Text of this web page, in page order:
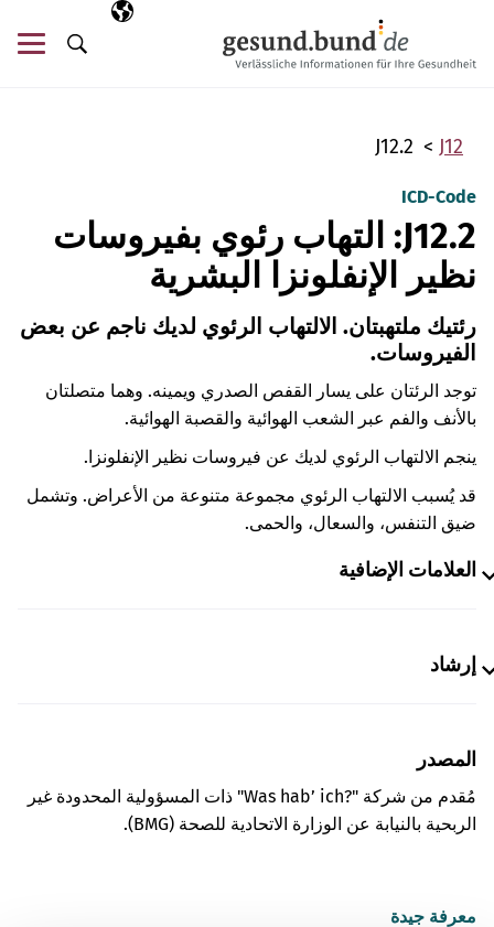
اللغة المختارة
AR
البحث
J12
J12.2
ICD-Code
J12.2: التهاب رئوي بفيروسات
نظير الإنفلونزا البشرية
رئتيك ملتهبتان. الالتهاب الرئوي لديك ناجم عن بعض
الفيروسات.
توجد الرئتان على يسار القفص الصدري ويمينه. وهما متصلتان
بالأنف والفم عبر الشعب الهوائية والقصبة الهوائية.
ينجم الالتهاب الرئوي لديك عن فيروسات نظير الإنفلونزا.
قد يُسبب الالتهاب الرئوي مجموعة متنوعة من الأعراض. وتشمل
ضيق التنفس، والسعال، والحمى.
العلامات الإضافية
إرشاد
المصدر
مُقدم من شركة "Was hab’ ich?‎" ذات المسؤولية المحدودة غير
الربحية بالنيابة عن الوزارة الاتحادية للصحة (BMG).
معرفة جيدة